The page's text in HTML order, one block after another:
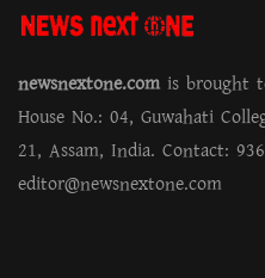
newsnextone.com is brought
House No.: 04, Guwahati
21, Assam, India. Contact:
editor@newsnextone.com